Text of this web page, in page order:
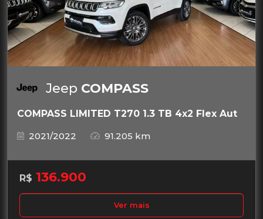
Jeep COMPASS
COMPASS LIMITED T270 1.3 TB 4x2 Flex Aut
2021/2022
91.205 km
R$ 136.900
Ver mais